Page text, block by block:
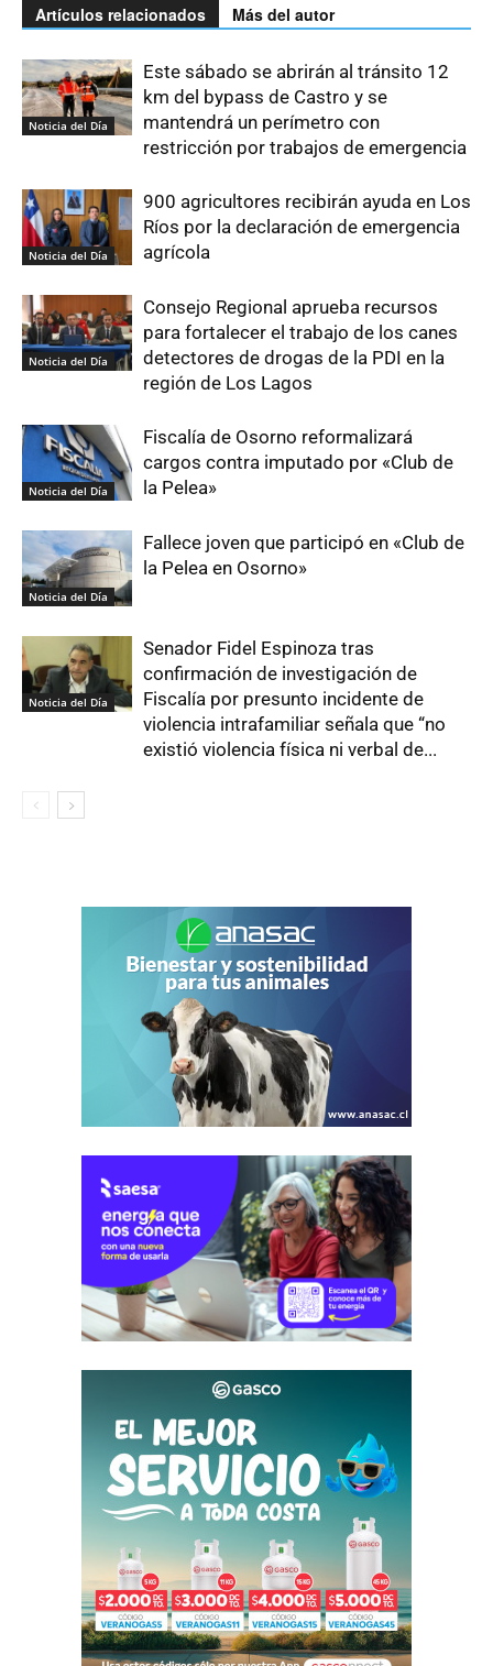
Artículos relacionados Más del autor
Noticia del Día
Este sábado se abrirán al tránsito 12
km del bypass de Castro y se
mantendrá un perímetro con
restricción por trabajos de emergencia
Noticia del Día
900 agricultores recibirán ayuda en Los
Ríos por la declaración de emergencia
agrícola
Noticia del Día
Consejo Regional aprueba recursos
para fortalecer el trabajo de los canes
detectores de drogas de la PDI en la
región de Los Lagos
Noticia del Día
Fiscalía de Osorno reformalizará
cargos contra imputado por «Club de
la Pelea»
Noticia del Día
Fallece joven que participó en «Club de
la Pelea en Osorno»
Noticia del Día
Senador Fidel Espinoza tras
confirmación de investigación de
Fiscalía por presunto incidente de
violencia intrafamiliar señala que “no
existió violencia física ni verbal de...